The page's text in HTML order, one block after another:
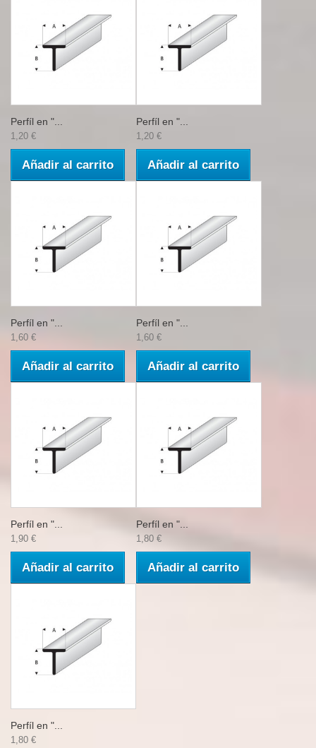
Perfíl en "...
1,20 €
Añadir al carrito
Perfíl en "...
1,20 €
Añadir al carrito
Perfíl en "...
1,60 €
Añadir al carrito
Perfíl en "...
1,60 €
Añadir al carrito
Perfíl en "...
1,90 €
Añadir al carrito
Perfíl en "...
1,80 €
Añadir al carrito
Perfíl en "...
1,80 €